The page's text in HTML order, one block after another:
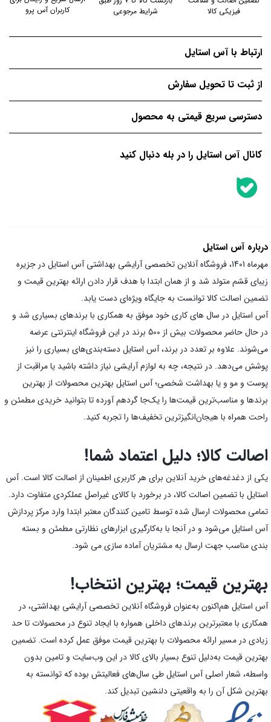
فیزیکی کالا
شرایط مرجوعی
کاربران آس پرو
ارتباط با آس استایل
از ثبت تا تحویل سفارش
دسترسی سریع قیمتی به محصول
کانال آس استایل را در بله دنبال کنید
درباره آس استایل
مهرماه 1401، فروشگاه آنلاین تخصصی آرایشی بهداشتی آس استایل در جزیره
زیبای قشم متولد شد و از همان ابتدا با هدف قرار دادن ارائه بهترین قیمت و
تضمین اصالت کالا توانست به جایگاه ویژه‌ای دست یابد.
آس استایل در سال های کاری خود موفق به همکاری با برندهای بسیاری شد و
در حال حاضر محصولات بیش از 500 برند در این فروشگاه اینترنتی عرضه
می‌شوند. علاوه بر تعدد در برند، آس استایل دسته‌بندی‌های بسیاری را نیز
پوشش می‌دهد. در نتیجه، چه به لوازم آرایشی نیاز داشته باشید یا مراقبت از
پوست و مو و یا بهداشت شخصی؛ آس استایل بهترین محصولات از بهترین
برندها و مناسب‌ترین قیمت‌ها را یک‌جا گردهم آورده تا بتوانید خریدی مطمئن و
راحت همراه با هیجان‌انگیز‌ترین تخفیف‌ها را تجربه کنید.
اصالت کالا؛ دلیل اعتماد شما!
یکی از دغدغه‌های خرید آنلاین برای هر کاربری اطمینان از اصالت کالا است. آس
استایل با تضمین اصالت کالا، در برخورد با کالای غیراصل عملکردی متفاوت دارد.
تمامی محصولات ارسال شده توسط تامین کنندگان معتبر ابتدا وارد مرکز پردازش
آس استایل می‌شود و در آنجا با به‌کارگیری ابزارهای نظارتی مطمئن و بسته
بندی مناسب جهت ارسال به مشتریان آماده سازی می شود.
بهترین قیمت؛ بهترین انتخاب!
آس استایل هم‌اکنون به‌عنوان فروشگاه آنلاین تخصصی آرایشی بهداشتی، در
همکاری با معتبرترین برندهای داخلی همواره با ایجاد تنوع در محصولات تا حد
زیادی در مسیر ارائه محصولات با بهترین قیمت موفق عمل کرده است. تضمین
بهترین قیمت به‌دلیل تنوع بسیار بالای کالا در این وب‌سایت و تامین بدون
واسطه، شعار اصلی آس استایل طی سال‌های فعالیتش بوده که توانسته به
بهترین شکل آن را به واقعیتی دلنشین تبدیل کند.